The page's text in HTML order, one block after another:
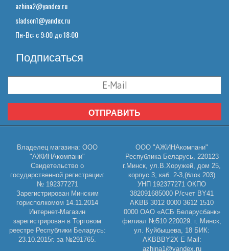
azhina2@yandex.ru
sladson1@yandex.ru
Пн-Вс: с 9:00 до 18:00
Подписаться
ОТПРАВИТЬ
Владелец магазина: ООО
"АЖИНАкомпани"
Свидетельство о
государственной регистрации:
№ 192377271
Зарегистрирован Минским
горисполкомом 14.11.2014
Интернет-Магазин
зарегистрирован в Торговом
реестре Республики Беларусь:
23.10.2015г. за №291765.
ООО "АЖИНАкомпани"
Республика Беларусь, 220123
г.Минск, ул.В.Хоружей, дом 25,
корпус 3, каб. 2-3,(блок 203)
УНП 192377271 ОКПО
382091685000 Р/счет BY41
AKBB 3012 0000 3612 1510
0000 ОАО «АСБ Беларусбанк»
филиал №510 220029. г. Минск,
ул. Куйбышева, 18 БИК:
AKBBBY2X E-Mail:
azhina1@yandex.ru